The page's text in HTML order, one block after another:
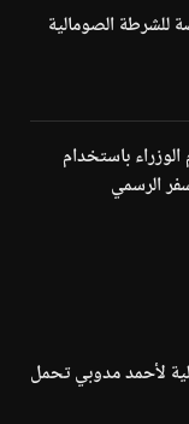
الصومالية
باستخدام
الرسمي
لأحمد مدوبي تحمل